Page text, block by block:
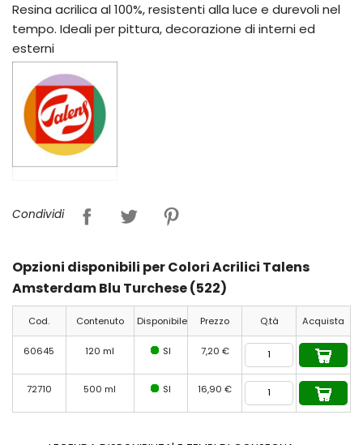
Resina acrilica al 100%, resistenti alla luce e durevoli nel
tempo. Ideali per pittura, decorazione di interni ed
esterni
Condividi
Opzioni disponibili per Colori Acrilici Talens
Amsterdam Blu Turchese (522)
Cod. Contenuto Disponibile Prezzo Q.tà Acquista
60645 120 ml SI 7,20 €
72710 500 ml SI 16,90 €